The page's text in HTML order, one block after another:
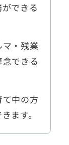
できる
・残業
できる
中の方
ます。